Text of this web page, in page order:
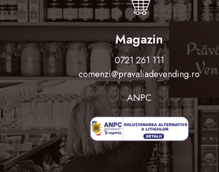
Magazin
0721 261 111
comenzi@pravaliadevending.ro
ANPC